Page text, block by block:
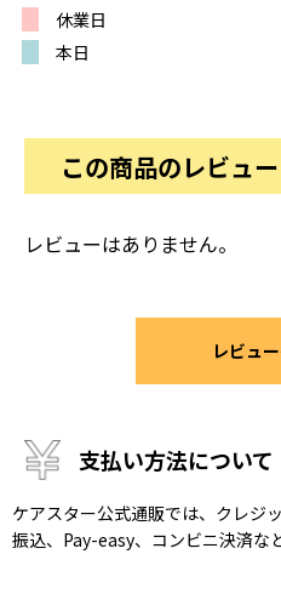
休業日
本日
この商品のレビュー
レビューはありません。
レビュ
支払い方法について
ケアスター公式通販では、クレジ
振込、Pay-easy、コンビニ決済な